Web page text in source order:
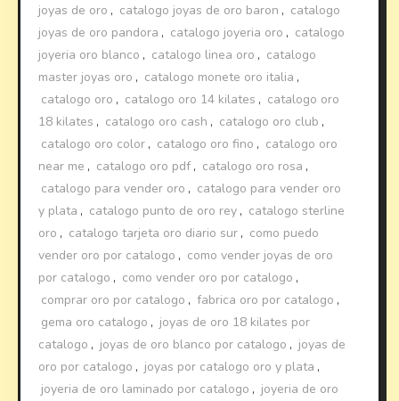
joyas de oro , catalogo joyas de oro baron , catalogo
joyas de oro pandora , catalogo joyeria oro , catalogo
joyeria oro blanco , catalogo linea oro , catalogo
master joyas oro , catalogo monete oro italia ,
catalogo oro , catalogo oro 14 kilates , catalogo oro
18 kilates , catalogo oro cash , catalogo oro club ,
catalogo oro color , catalogo oro fino , catalogo oro
near me , catalogo oro pdf , catalogo oro rosa ,
catalogo para vender oro , catalogo para vender oro
y plata , catalogo punto de oro rey , catalogo sterline
oro , catalogo tarjeta oro diario sur , como puedo
vender oro por catalogo , como vender joyas de oro
por catalogo , como vender oro por catalogo ,
comprar oro por catalogo , fabrica oro por catalogo ,
gema oro catalogo , joyas de oro 18 kilates por
catalogo , joyas de oro blanco por catalogo , joyas de
oro por catalogo , joyas por catalogo oro y plata ,
joyeria de oro laminado por catalogo , joyeria de oro